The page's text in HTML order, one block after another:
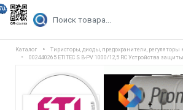
Каталог Тиристоры, диоды, предохранители, регуляторы
002440265 ETITEC S B-PV 1000/12,5 RC Устройства